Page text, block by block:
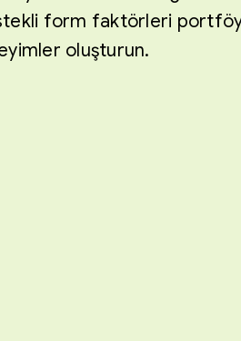
form faktörleri
oluşturun.